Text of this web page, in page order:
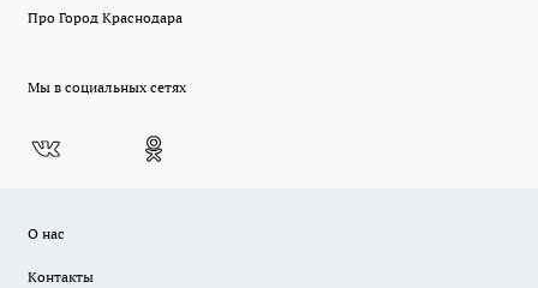
Про Город Краснодара
Мы в социальных сетях
О нас
Контакты